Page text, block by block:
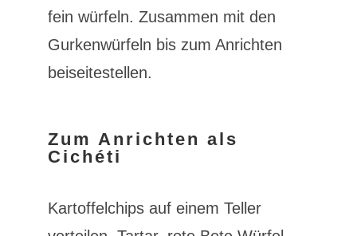
fein würfeln. Zusammen mit den
Gurkenwürfeln bis zum Anrichten
beiseitestellen.
Zum Anrichten als
Cichéti
Kartoffelchips auf einem Teller